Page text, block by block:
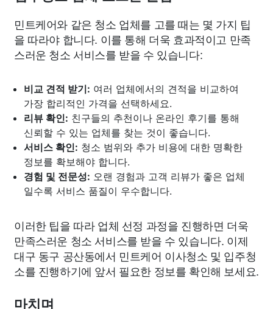
민트케어와 같은 청소 업체를 고를 때는 몇 가지 팁
을 따라야 합니다. 이를 통해 더욱 효과적이고 만족
스러운 청소 서비스를 받을 수 있습니다:
비교 견적 받기: 여러 업체에서의 견적을 비교하여
가장 합리적인 가격을 선택하세요.
리뷰 확인: 친구들의 추천이나 온라인 후기를 통해
신뢰할 수 있는 업체를 찾는 것이 좋습니다.
서비스 확인: 청소 범위와 추가 비용에 대한 명확한
정보를 확보해야 합니다.
경험 및 전문성: 오랜 경험과 고객 리뷰가 좋은 업체
일수록 서비스 품질이 우수합니다.
이러한 팁을 따라 업체 선정 과정을 진행하면 더욱
만족스러운 청소 서비스를 받을 수 있습니다. 이제
대구 동구 공산동에서 민트케어 이사청소 및 입주청
소를 진행하기에 앞서 필요한 정보를 확인해 보세요.
마치며